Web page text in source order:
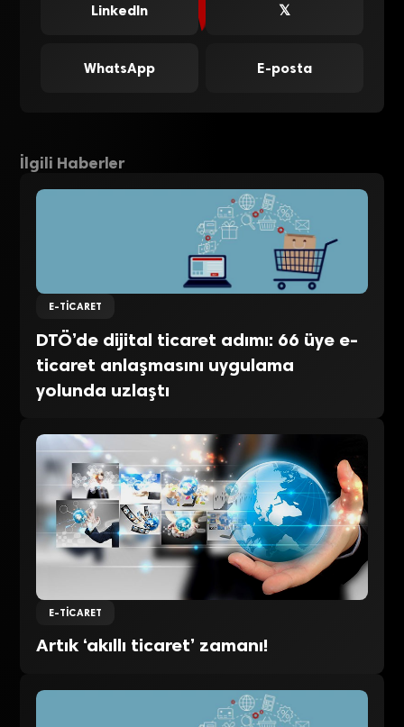
LinkedIn 𝕏
WhatsApp E-posta
İlgili Haberler
E-TICARET
DTÖ’de dijital ticaret adımı: 66 üye e-
ticaret anlaşmasını uygulama
yolunda uzlaştı
E-TICARET
Artık ‘akıllı ticaret’ zamanı!